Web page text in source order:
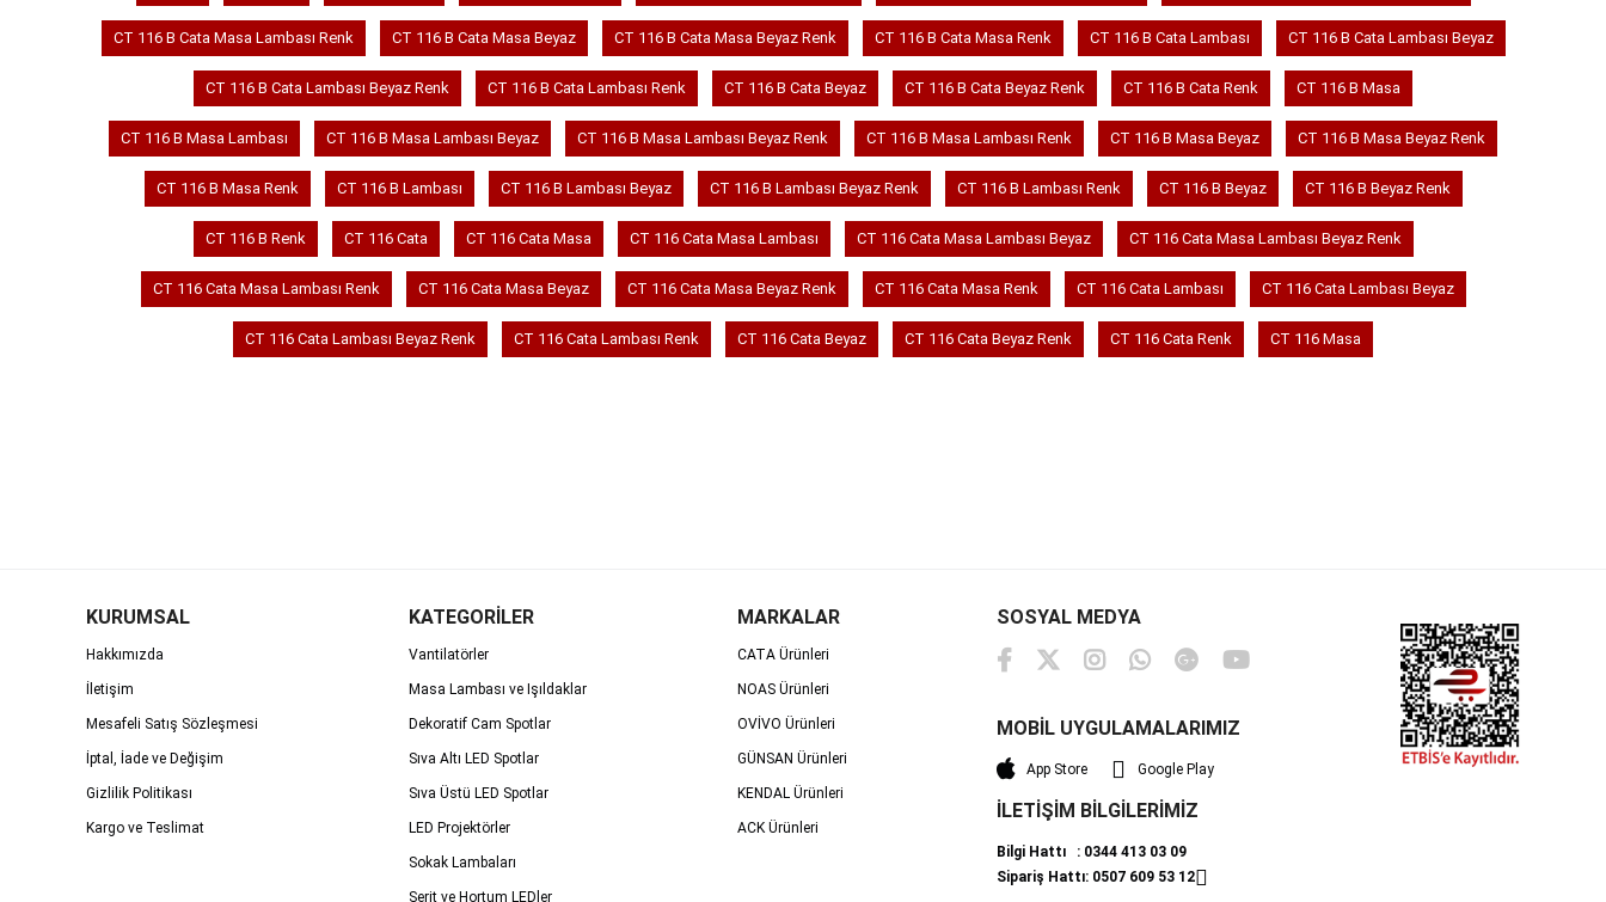
CT 116 B Cata Masa Lambası Renk CT 116 B Cata Masa Beyaz CT 116 B Cata Masa Beyaz Renk CT 116 B Cata Masa Renk CT 116 B Cata Lambası CT 116 B Cata Lambası Beyaz
CT 116 B Cata Lambası Beyaz Renk CT 116 B Cata Lambası Renk CT 116 B Cata Beyaz CT 116 B Cata Beyaz Renk CT 116 B Cata Renk CT 116 B Masa
CT 116 B Masa Lambası CT 116 B Masa Lambası Beyaz CT 116 B Masa Lambası Beyaz Renk CT 116 B Masa Lambası Renk CT 116 B Masa Beyaz CT 116 B Masa Beyaz Renk
CT 116 B Masa Renk CT 116 B Lambası CT 116 B Lambası Beyaz CT 116 B Lambası Beyaz Renk CT 116 B Lambası Renk CT 116 B Beyaz CT 116 B Beyaz Renk
CT 116 B Renk CT 116 Cata CT 116 Cata Masa CT 116 Cata Masa Lambası CT 116 Cata Masa Lambası Beyaz CT 116 Cata Masa Lambası Beyaz Renk
CT 116 Cata Masa Lambası Renk CT 116 Cata Masa Beyaz CT 116 Cata Masa Beyaz Renk CT 116 Cata Masa Renk CT 116 Cata Lambası CT 116 Cata Lambası Beyaz
CT 116 Cata Lambası Beyaz Renk CT 116 Cata Lambası Renk CT 116 Cata Beyaz CT 116 Cata Beyaz Renk CT 116 Cata Renk CT 116 Masa
KURUMSAL
Hakkımızda
İletişim
Mesafeli Satış Sözleşmesi
İptal, İade ve Değişim
Gizlilik Politikası
Kargo ve Teslimat
KATEGORİLER
Vantilatörler
Masa Lambası ve Işıldaklar
Dekoratif Cam Spotlar
Sıva Altı LED Spotlar
Sıva Üstü LED Spotlar
LED Projektörler
Sokak Lambaları
Şerit ve Hortum LEDler
MARKALAR
CATA Ürünleri
NOAS Ürünleri
OVİVO Ürünleri
GÜNSAN Ürünleri
KENDAL Ürünleri
ACK Ürünleri
SOSYAL MEDYA
MOBİL UYGULAMALARIMIZ
App Store Google Play
İLETİŞİM BİLGİLERİMİZ
Bilgi Hattı : 0344 413 03 09
Sipariş Hattı: 0507 609 53 12